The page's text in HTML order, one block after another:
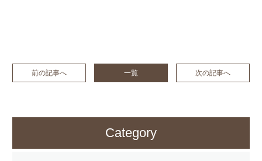
前の記事へ 一覧 次の記事へ
Category